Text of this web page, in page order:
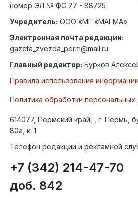
номер ЭЛ № ФС 77 - 88725
Учредитель: ООО «МГ «МАГМА»
Электронная почта редакции:
gazeta_zvezda_perm@mail.ru
Главный редактор: Бурков
Правила использования информации
Политика обработки персональных
614077, Пермский край, , г. Пермь,
80а, к. 1
Телефон редакции и рекламной
+7 (342) 214-47-70
доб. 842